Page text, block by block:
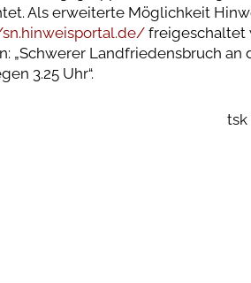
Als erweiterte Möglichkeit
freigeschaltet
„Schwerer Landfriedensbruch an
3.25 Uhr“.
tsk